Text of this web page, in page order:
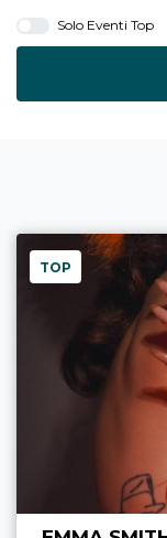
Solo Eventi Top
TOP